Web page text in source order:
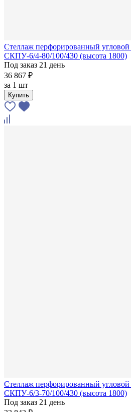
Стеллаж перфорированный
СКПУ-6/4-80/100/430 (высота 1800)
Под заказ 21 день
36 867 ₽
за 1 шт
Купить
Стеллаж перфорированный
СКПУ-6/3-70/100/430 (высота 1800)
Под заказ 21 день